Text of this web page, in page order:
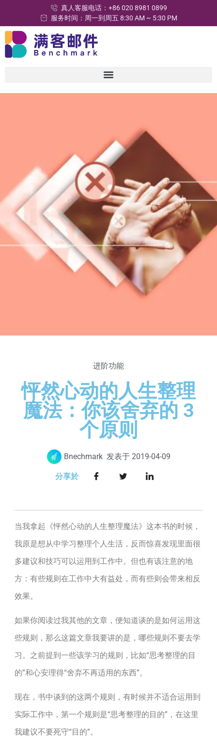
真人客服电话：+86 020 8981 0899
服务时间：周一到周五 8:30 AM ~ 5:30 PM
进阶功能
怦然心动的人生整理
魔法：你该舍弃的 3
个原则
Bnechmark 发表于 2019-04-09
分享於
当我拿起《怦然心动的人生整理魔法》这本书的时候，
我原是想从中学习整理个人生活，反而惊喜发现里面很
多建议和技巧可以运用到工作中。但也有该注意的地
方：有些规则在工作中大有益处，而有些则会带来相反
效果。
如果你阅读过我其他的文章，便知道谈的是如何运用这
些规则，那么这篇文章我要讲的是，哪些规则不要去学
习。之前提到一些该学习的规则，比如“思考整理的目
的”和心安理得“舍弃不再适用的东西”。
现在，书中谈到的这两个规则，有时候并不适合运用到
实际工作中，第一个规则是“思考整理的目的”，在这里
我建议不要死守“目的”。